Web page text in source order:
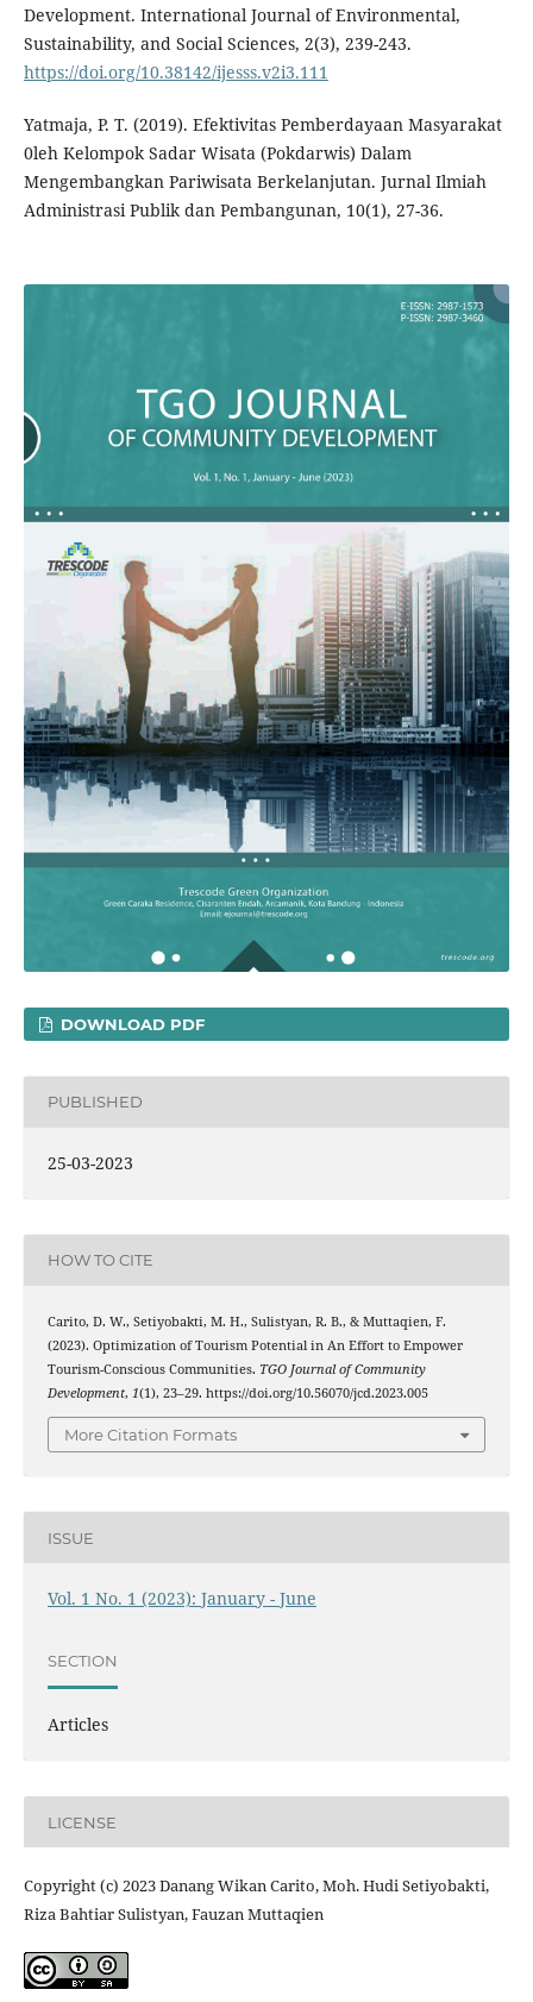
Development. International Journal of Environmental,
Sustainability, and Social Sciences, 2(3), 239-243.
https://doi.org/10.38142/ijesss.v2i3.111
Yatmaja, P. T. (2019). Efektivitas Pemberdayaan Masyarakat
0leh Kelompok Sadar Wisata (Pokdarwis) Dalam
Mengembangkan Pariwisata Berkelanjutan. Jurnal Ilmiah
Administrasi Publik dan Pembangunan, 10(1), 27-36.
DOWNLOAD PDF
PUBLISHED
25-03-2023
HOW TO CITE
Carito, D. W., Setiyobakti, M. H., Sulistyan, R. B., & Muttaqien, F.
(2023). Optimization of Tourism Potential in An Effort to Empower
Tourism-Conscious Communities. TGO Journal of Community
Development, 1(1), 23–29. https://doi.org/10.56070/jcd.2023.005
More Citation Formats
ISSUE
Vol. 1 No. 1 (2023): January - June
SECTION
Articles
LICENSE
Copyright (c) 2023 Danang Wikan Carito, Moh. Hudi Setiyobakti,
Riza Bahtiar Sulistyan, Fauzan Muttaqien